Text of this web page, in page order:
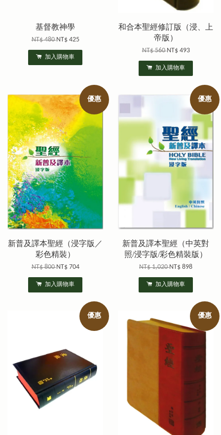
基督教神學
NT$ 480NT$ 425
加入購物車
和合本聖經修訂版（浸、上
帝版）
NT$ 560NT$ 493
加入購物車
優惠
新普及譯本聖經（浸字版／
彩色精裝）
NT$ 800NT$ 704
加入購物車
優惠
新普及譯本聖經（中英對
照/浸字版/彩色精裝版）
NT$ 1,020NT$ 898
加入購物車
優惠 優惠